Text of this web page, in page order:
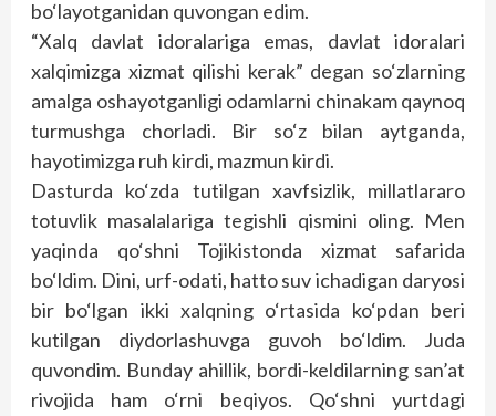
bo‘layotganidan quvongan edim.
“Xalq davlat idoralariga emas, davlat idoralari
xalqimizga xizmat qilishi kerak” degan so‘zlarning
amalga oshayotganligi odamlarni chinakam qaynoq
turmushga chorladi. Bir so‘z bilan aytganda,
hayotimizga ruh kirdi, mazmun kirdi.
Dasturda ko‘zda tutilgan xavfsizlik, millatlararo
totuvlik masalalariga tegishli qismini oling. Men
yaqinda qo‘shni Tojikistonda xizmat safarida
bo‘ldim. Dini, urf-odati, hatto suv ichadigan daryosi
bir bo‘lgan ikki xalqning o‘rtasida ko‘pdan beri
kutilgan diydorlashuvga guvoh bo‘ldim. Juda
quvondim. Bunday ahillik, bordi-keldilarning san’at
rivojida ham o‘rni beqiyos. Qo‘shni yurtdagi